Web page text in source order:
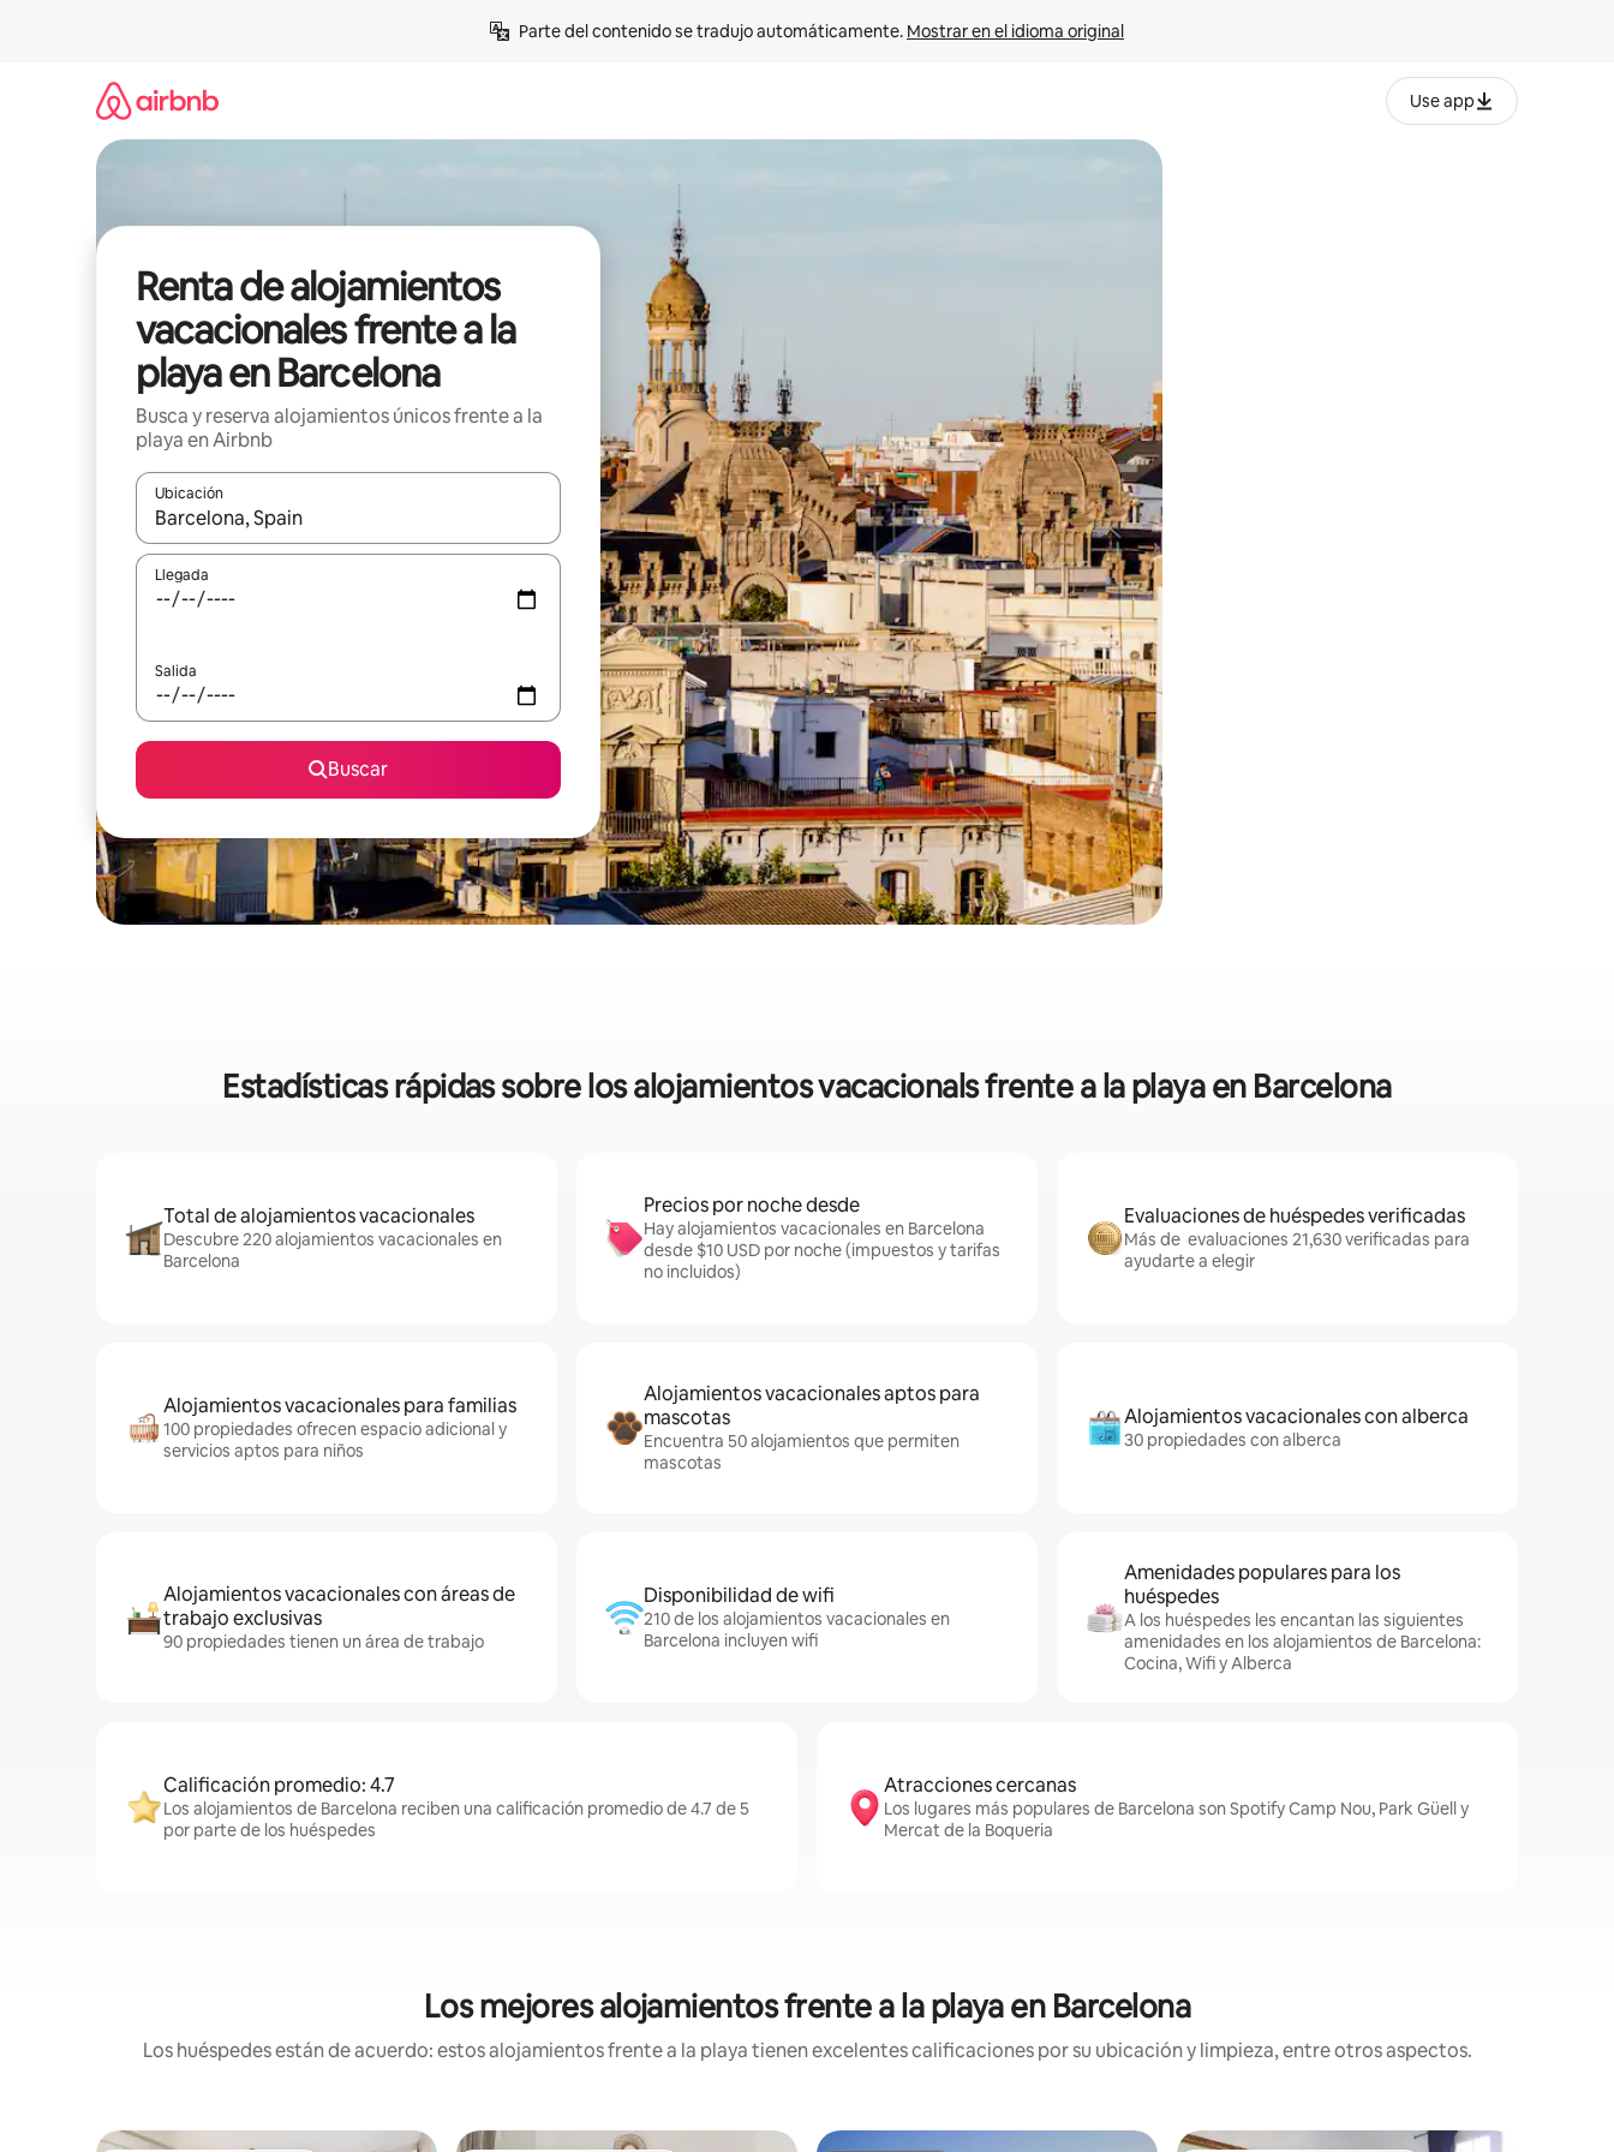
Parte del contenido se tradujo automáticamente. Mostrar en el idioma original
Use app
Renta de alojamientos
vacacionales frente a la
playa en Barcelona
Busca y reserva alojamientos únicos frente a la
playa en Airbnb
Ubicación
Cuando los resultados estén disponibles, podrás navegar usando las teclas de las flechas hacia arriba y hacia abajo, o bien tocando y deslizando la pantalla.
Llegada
Salida
Buscar
Estadísticas rápidas sobre los alojamientos vacacionals frente a la playa en Barcelona
Total de alojamientos vacacionales
Descubre 220 alojamientos vacacionales en
Barcelona
Precios por noche desde
Hay alojamientos vacacionales en Barcelona
desde $10 USD por noche (impuestos y tarifas
no incluidos)
Evaluaciones de huéspedes verificadas
Más de evaluaciones 21,630 verificadas para
ayudarte a elegir
Alojamientos vacacionales para familias
100 propiedades ofrecen espacio adicional y
servicios aptos para niños
Alojamientos vacacionales aptos para
mascotas
Encuentra 50 alojamientos que permiten
mascotas
Alojamientos vacacionales con alberca
30 propiedades con alberca
Alojamientos vacacionales con áreas de
trabajo exclusivas
90 propiedades tienen un área de trabajo
Disponibilidad de wifi
210 de los alojamientos vacacionales en
Barcelona incluyen wifi
Amenidades populares para los
huéspedes
A los huéspedes les encantan las siguientes
amenidades en los alojamientos de Barcelona:
Cocina, Wifi y Alberca
Calificación promedio: 4.7
Los alojamientos de Barcelona reciben una calificación promedio de 4.7 de 5
por parte de los huéspedes
Atracciones cercanas
Los lugares más populares de Barcelona son Spotify Camp Nou, Park Güell y
Mercat de la Boqueria
Los mejores alojamientos frente a la playa en Barcelona
Los huéspedes están de acuerdo: estos alojamientos frente a la playa tienen excelentes calificaciones por su ubicación y limpieza, entre otros aspectos.